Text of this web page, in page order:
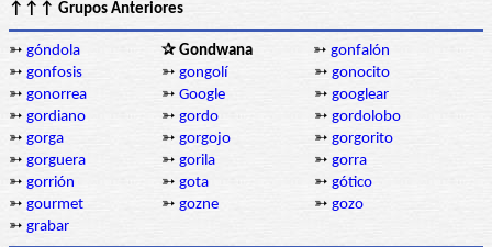
↑↑↑ Grupos Anteriores
➳ góndola ✰ Gondwana ➳ gonfalón
➳ gonfosis ➳ gongolí ➳ gonocito
➳ gonorrea ➳ Google ➳ googlear
➳ gordiano ➳ gordo ➳ gordolobo
➳ gorga ➳ gorgojo ➳ gorgorito
➳ gorguera ➳ gorila ➳ gorra
➳ gorrión ➳ gota ➳ gótico
➳ gourmet ➳ gozne ➳ gozo
➳ grabar